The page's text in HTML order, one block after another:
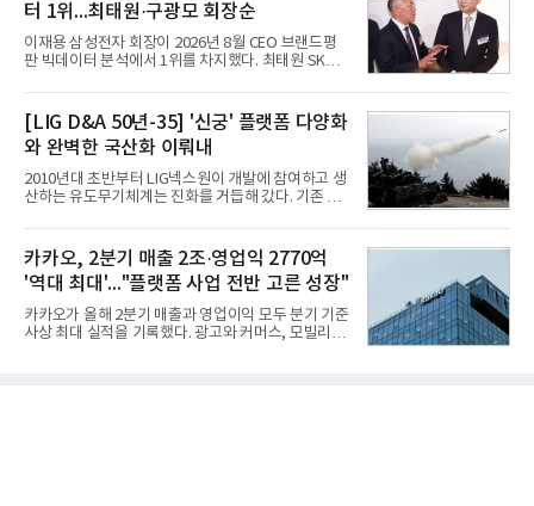
CI(탄소집약도지수) 실시간 관리 예측, 시 기반 최적
항로 추천, 선단 관리 등이다. HD현대오일뱅크와의
실증에서는 총 13개 구간, 10만6000km 항해를 통해
평균 5.3%의 연료 질감 효과를 입증했다. 이는 연간 1
의 핵심
터 1위...최태원·구광모 회장순
이재용 삼성전자 회장이 2026년 8월 CEO 브랜드평
판 빅데이터 분석에서 1위를 차지했다. 최태원 SK그
국기업평판연구소(소장 구창환)는 빅데이터뉴스와
함께 60명의 CEO 브랜드를 대상으로 2026년 7월 6
일부터 8월 6일까지 수집된 소비자 빅데이터
7,395,735건을 분석한 결과, 삼성 이재용 회장이 브
랜드평판지수 1,984,715를 기록하며 8월 1위에 올랐
다고 밝혔다. 분석에 활용된 빅데이터는 지난 7월
(14,233,797건) 대비 48.04% 감소한 수치다.8월
김승연, 이재현, 강호동, 김범수, 양종
[LIG D&A 50년-35] '신궁' 플랫폼 다양화
와 완벽한 국산화 이뤄내
2010년대 초반부터 LIG넥스원이 개발에 참여하고 생
산하는 유도무기체계는 진화를 거듭해 갔다. 기존 무
용도가 떨어지는 재래식 무기를 새롭게 활용하는 방
안이 강구됐다. 또 핵심 구성품 국산화를 통해 수출상
의 제약을 해소하고자 노력했다. 이러한 LIG넥스원의
신기술 개발 성과가 집약된 무기체계가 바로 휴대용
지대공 유도무기 ‘신궁’이다.신궁은 이미 2009년 수
출을 위한 개량형 멀티런처 개발을 완료함으로써 기
능 다양화와 계열화 가능성을 선보인 바 있었다. 이번
카카오, 2분기 매출 2조·영업익 2770억
'역대 최대'..."플랫폼 사업 전반 고른 성장"
카카오가 올해 2분기 매출과 영업이익 모두 분기 기준
사상 최대 실적을 기록했다. 광고와 커머스, 모빌리